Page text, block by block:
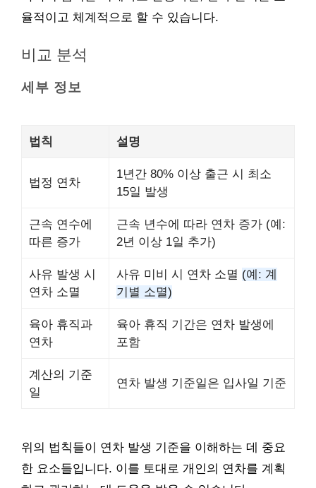
율적이고 체계적으로 할 수 있습니다.
비교 분석
세부 정보
법칙 설명
법정 연차
1년간 80% 이상 출근 시 최소
15일 발생
근속 연수에
따른 증가
근속 년수에 따라 연차 증가 (예:
2년 이상 1일 추가)
사유 발생 시
연차 소멸
사유 미비 시 연차 소멸 (예: 계
기별 소멸)
육아 휴직과
연차
육아 휴직 기간은 연차 발생에
포함
계산의 기준
일
연차 발생 기준일은 입사일 기준
위의 법칙들이 연차 발생 기준을 이해하는 데 중요
한 요소들입니다. 이를 토대로 개인의 연차를 계획